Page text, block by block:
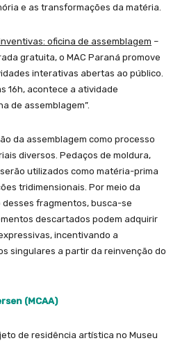
e as transformações da matéria.
oficina de assemblagem –
gratuita, o MAC Paraná promove
interativas abertas ao público.
16h, acontece a atividade
de assemblagem”.
da assemblagem como processo
diversos. Pedaços de moldura,
utilizados como matéria-prima
tridimensionais. Por meio da
fragmentos, busca-se
descartados podem adquirir
incentivando a
singulares a partir da reinvenção do
(MCAA)
de residência artística no Museu